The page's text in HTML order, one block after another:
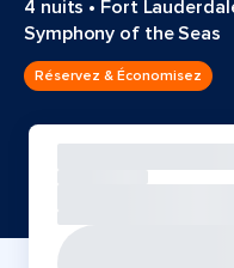
4 nuits • Fort
Symphony of the Seas
Réservez & Économisez